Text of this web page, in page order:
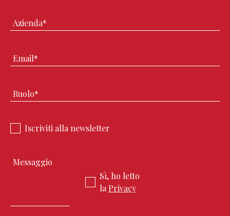
Iscriviti alla newsletter
Sì, ho letto
la Privacy